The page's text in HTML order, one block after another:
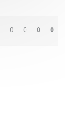
0 0 0 0